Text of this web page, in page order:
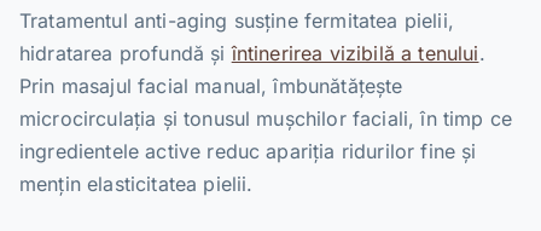
Tratamentul anti-aging susține fermitatea pielii,
hidratarea profundă șiîntinerirea vizibilă a tenului.
Prin masajul facial manual, îmbunătățește
microcirculația și tonusul mușchilor faciali, în timp ce
ingredientele active reduc apariția ridurilor fine și
mențin elasticitatea pielii.